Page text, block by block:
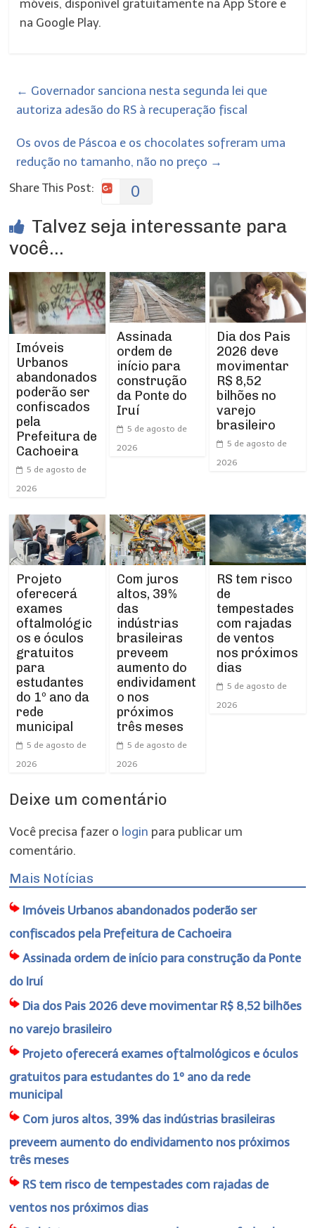
móveis, disponível gratuitamente na App Store e
na Google Play.
← Governador sanciona nesta segunda lei que
autoriza adesão do RS à recuperação fiscal
Os ovos de Páscoa e os chocolates sofreram uma
redução no tamanho, não no preço →
Share This Post:
0
Talvez seja interessante para
você...
Imóveis
Urbanos
abandonados
poderão ser
confiscados
pela
Prefeitura de
Cachoeira
5 de agosto de
2026
Assinada
ordem de
início para
construção
da Ponte do
Iruí
5 de agosto de
2026
Dia dos Pais
2026 deve
movimentar
R$ 8,52
bilhões no
varejo
brasileiro
5 de agosto de
2026
Projeto
oferecerá
exames
oftalmológic
os e óculos
gratuitos
para
estudantes
do 1º ano da
rede
municipal
5 de agosto de
2026
Com juros
altos, 39%
das
indústrias
brasileiras
preveem
aumento do
endividament
o nos
próximos
três meses
5 de agosto de
2026
RS tem risco
de
tempestades
com rajadas
de ventos
nos próximos
dias
5 de agosto de
2026
Deixe um comentário
Você precisa fazer o login para publicar um
comentário.
Mais Notícias
Imóveis Urbanos abandonados poderão ser
confiscados pela Prefeitura de Cachoeira
Assinada ordem de início para construção da Ponte
do Iruí
Dia dos Pais 2026 deve movimentar R$ 8,52 bilhões
no varejo brasileiro
Projeto oferecerá exames oftalmológicos e óculos
gratuitos para estudantes do 1º ano da rede
municipal
Com juros altos, 39% das indústrias brasileiras
preveem aumento do endividamento nos próximos
três meses
RS tem risco de tempestades com rajadas de
ventos nos próximos dias